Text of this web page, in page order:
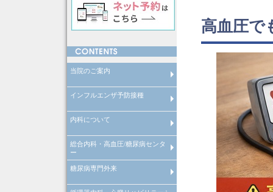
当院のご案内
労働衛生コンサルタント
総合内科専門医とは
日本糖尿病学会認定教育施設
整形外科専門医とは
脊椎脊髄外科専門医とは
脊椎脊髄外科指導医とは
糖尿病看護認定看護師とは
インフルエンザ予防接種
インフルエンザ予防接種
内科について
内科について
総合内科・高血圧/糖尿病センタ
ー
糖尿病等慢性疾患管理システム
検査機器の紹介
特定健康診査
糖尿病専門外来
高血圧で